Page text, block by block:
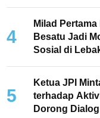
4
Milad
Besatu Jadi
Sosial di
5
Ketua JPI
terhadap
Dorong